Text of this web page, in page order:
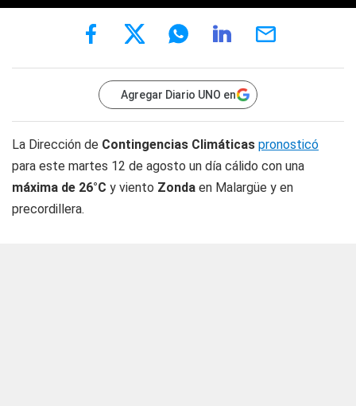
Agregar Diario UNO en
La Dirección de Contingencias Climáticas pronosticó
para este martes 12 de agosto un día cálido con una
máxima de 26°C y viento Zonda en Malargüe y en
precordillera.